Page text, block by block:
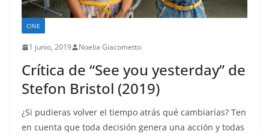
CINE
1 junio, 2019 Noelia Giacometto
Crítica de “See you yesterday” de
Stefon Bristol (2019)
¿Si pudieras volver el tiempo atrás qué cambiarías? Ten
en cuenta que toda decisión genera una acción y todas